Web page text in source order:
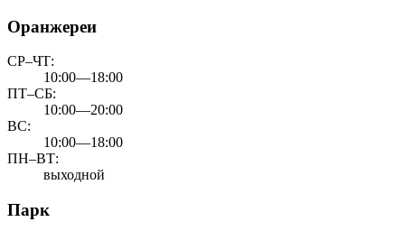
Оранжереи
СР–ЧТ:
10:00—18:00
ПТ–СБ:
10:00—20:00
ВС:
10:00—18:00
ПН–ВТ:
выходной
Парк